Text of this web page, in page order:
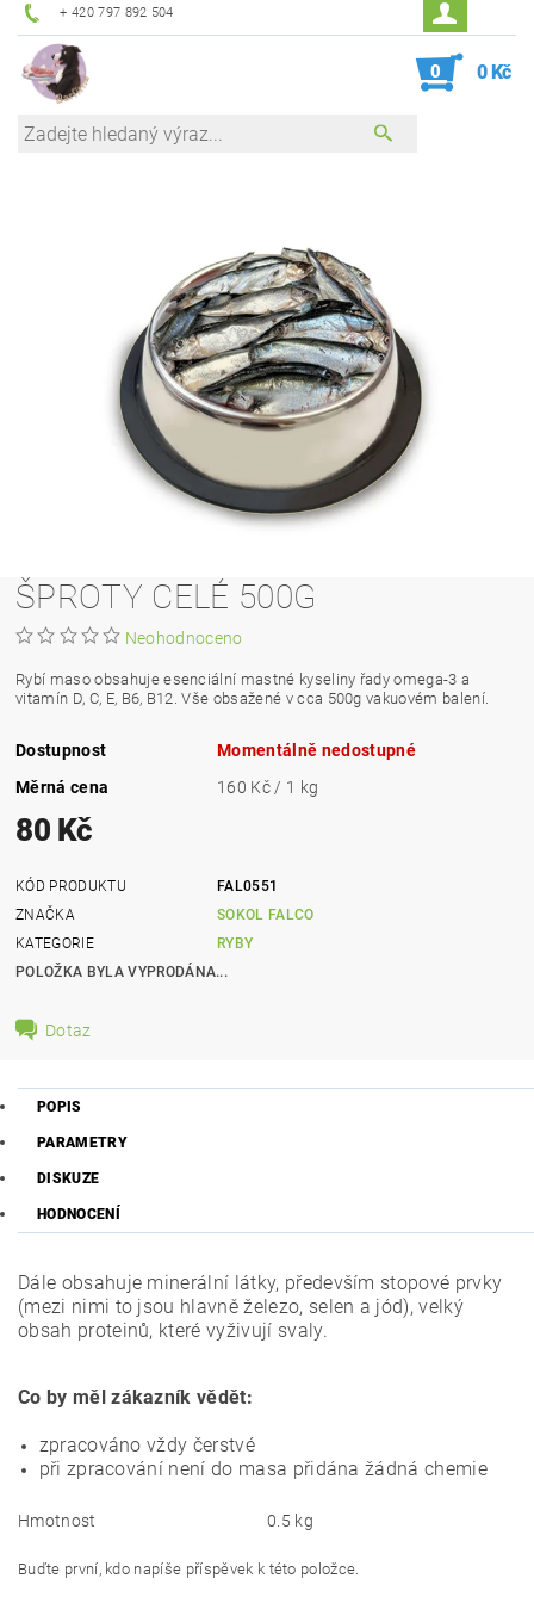
+ 420 797 892 504
0 0 Kč
ŠPROTY CELÉ 500G
Neohodnoceno
Rybí maso obsahuje esenciální mastné kyseliny řady omega-3 a
vitamín D, C, E, B6, B12. Vše obsažené v cca 500g vakuovém balení.
Dostupnost
Momentálně nedostupné
Měrná cena
160 Kč / 1 kg
80 Kč
KÓD PRODUKTU
FAL0551
ZNAČKA
SOKOL FALCO
KATEGORIE
RYBY
POLOŽKA BYLA VYPRODÁNA...
Dotaz
POPIS
PARAMETRY
DISKUZE
HODNOCENÍ
Dále obsahuje minerální látky, především stopové prvky
(mezi nimi to jsou hlavně železo, selen a jód), velký
obsah proteinů, které vyživují svaly.
Co by měl zákazník vědět:
zpracováno vždy čerstvé
při zpracování není do masa přidána žádná chemie
Hmotnost 0.5 kg
Buďte první, kdo napíše příspěvek k této položce.